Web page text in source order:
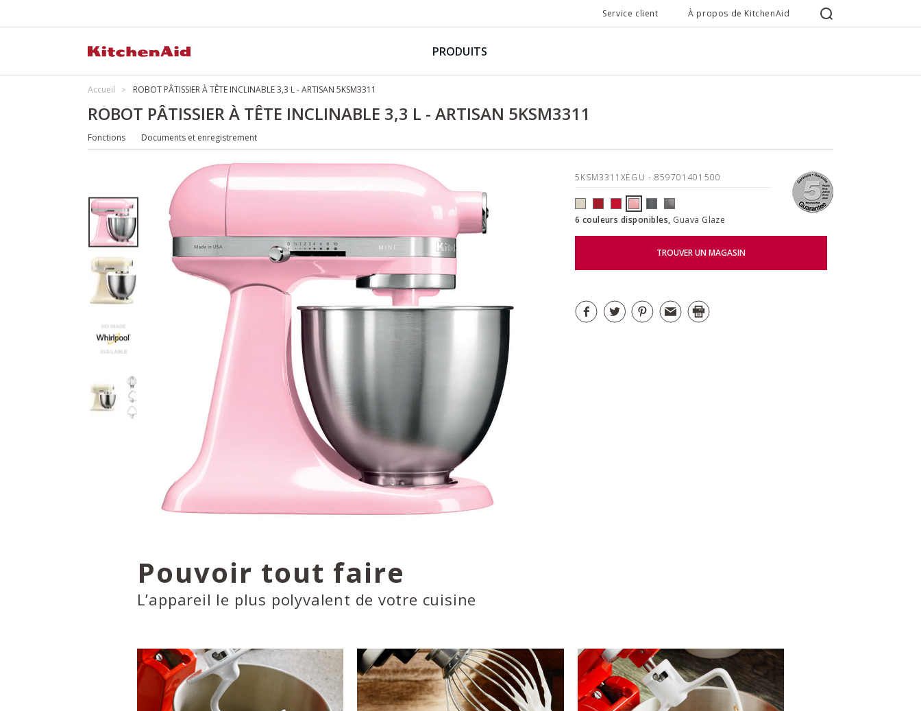
Service client À propos de KitchenAid
PRODUITS
Accueil ROBOT PÂTISSIER À TÊTE INCLINABLE 3,3 L - ARTISAN 5KSM3311
ROBOT PÂTISSIER À TÊTE INCLINABLE 3,3 L - ARTISAN 5KSM3311
Fonctions Documents et enregistrement
5KSM3311XEGU - 859701401500
6 couleurs disponibles, Guava Glaze
TROUVER UN MAGASIN
Pouvoir tout faire
L’appareil le plus polyvalent de votre cuisine